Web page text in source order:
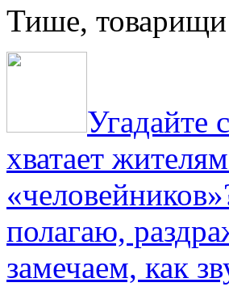
Тише, товарищи
Угадайте
хватает
полагаю,
замечаем, как